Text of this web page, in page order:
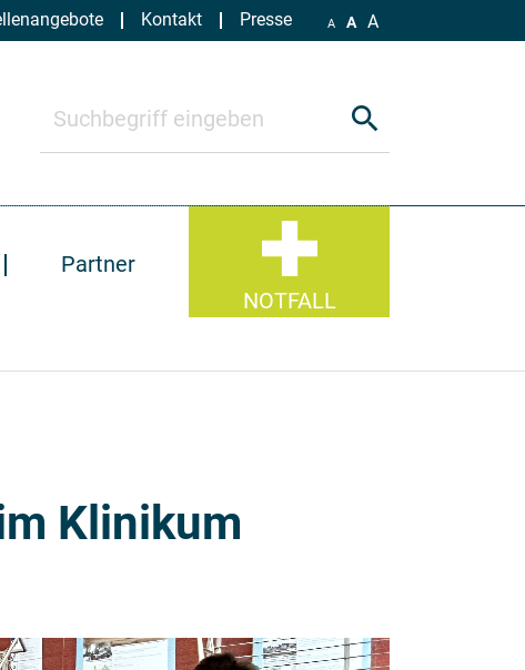
Kontakt Presse A A A
search
Partner
NOTFALL
Klinikum